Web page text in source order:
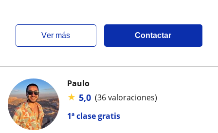
ver más Contactar
1ª clase gratis
Paulo
★ 5,0 (36 valoraciones)